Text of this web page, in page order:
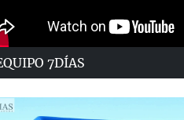
7DÍAS